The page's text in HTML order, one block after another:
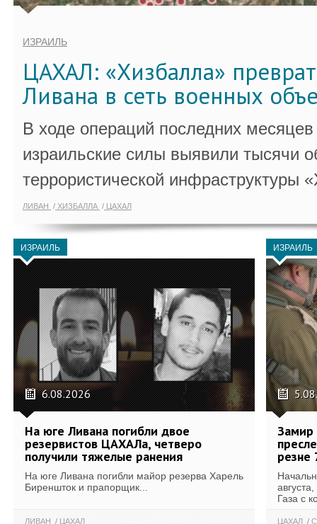
ИЗРАИЛЬ
ЦАХАЛ: «Хизбалла»
Ливана в сеть военных
В ходе операций последних
израильские силы выявили тысячи
террористической инфраструктуры
ЛИВАН ХИЗБАЛЛА ЦАХАЛ
ИЗРАИЛЬ
6.08.2026
На юге Ливана погибли двое
резервистов ЦАХАЛа, четверо
получили тяжелые ранения
На юге Ливана погибли майор резерва Харель
Биреншток и прапорщик...
ЛИВАН ЦАХАЛ
ИЗРАИЛЬ
Замир
резне
Газа с
ЦАХАЛ